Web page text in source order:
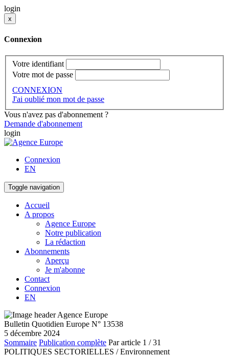
login
x
Connexion
Votre identifiant
Votre mot de passe
CONNEXION
J'ai oublié mon mot de passe
Vous n'avez pas d'abonnement ?
Demande d'abonnement
login
Connexion
EN
Toggle navigation
Accueil
A propos
Agence Europe
Notre publication
La rédaction
Abonnements
Aperçu
Je m'abonne
Contact
Connexion
EN
Bulletin Quotidien Europe N° 13538
5 décembre 2024
Sommaire Publication complète Par article 1 / 31
POLITIQUES SECTORIELLES / Environnement